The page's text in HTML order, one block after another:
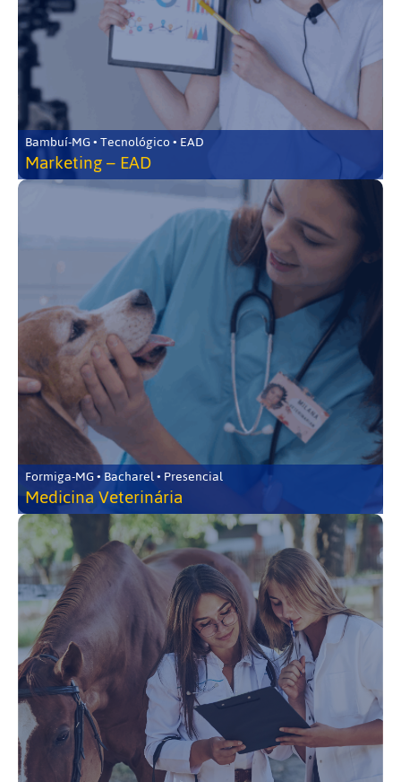
Bambuí-MG • Tecnológico • EAD
Marketing – EAD
Formiga-MG • Bacharel • Presencial
Medicina Veterinária